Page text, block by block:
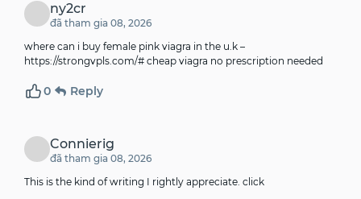
ny2cr
đã tham gia 08, 2026
where can i buy female pink viagra in the u.k –
https://strongvpls.com/# cheap viagra no prescription needed
0 Reply
Connierig
đã tham gia 08, 2026
This is the kind of writing I rightly appreciate. click